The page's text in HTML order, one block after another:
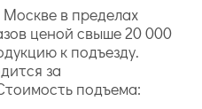
в пределах
ценой свыше 20 000
к подъезду.
за
подъема: